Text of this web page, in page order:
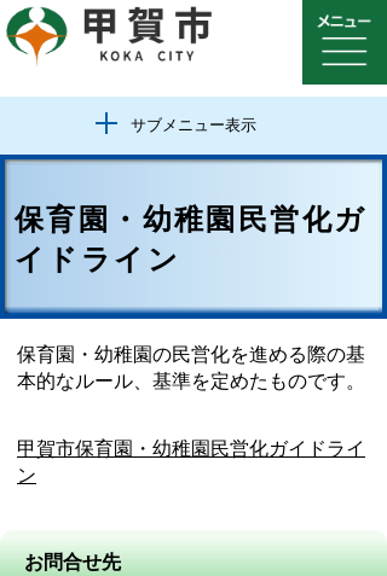
サブメニュー表示
保育園・幼稚園民営化ガ
イドライン
保育園・幼稚園の民営化を進める際の基
本的なルール、基準を定めたものです。
甲賀市保育園・幼稚園民営化ガイドライ
ン
お問合せ先